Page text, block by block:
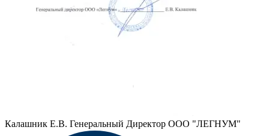
Калашник Е.В. Генеральный Директор ООО "ЛЕГНУМ"